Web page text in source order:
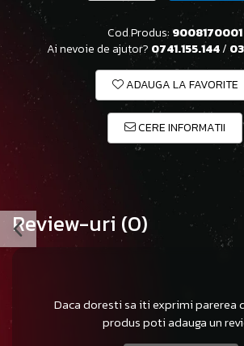
Cod Produs:9008170001
Ai nevoie de ajutor? 0741.155.144/
ADAUGA LA FAVORITE
CERE INFORMATII
Review-uri (0)
Daca doresti sa iti exprimi parerea
produs poti adauga un